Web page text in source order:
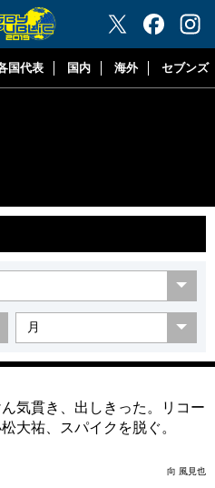
"ラグビーリパブリック"
国代表 国内 海外 セブンズ
気貫き、出しきった。リコー
大祐、スパイクを脱ぐ。
向 風見也